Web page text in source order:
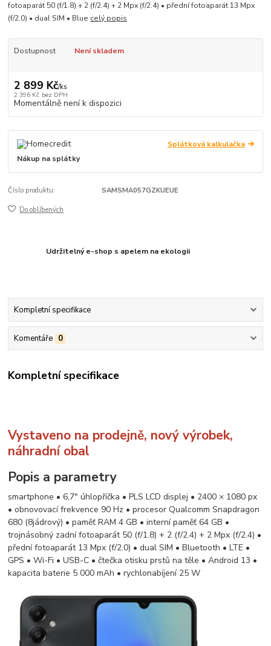
fotoaparát 50 (f/1.8) + 2 (f/2.4) + 2 Mpx (f/2.4) • přední fotoaparát 13 Mpx
(f/2.0) • dual SIM • Blue celý popis
Dostupnost Není skladem
2 899 Kč/ks
2 396 Kč bez DPH
Momentálně není k dispozici
Splátková kalkulačka
Nákup na splátky
Číslo produktu: SAMSMA057GZKUEUE
Do oblíbených
Udržitelný e-shop s apelem na ekologii
Kompletní specifikace
Komentáře 0
Kompletní specifikace
Vystaveno na prodejně, nový výrobek,
náhradní obal
Popis a parametry
smartphone • 6,7" úhlopříčka • PLS LCD displej • 2400 × 1080 px
• obnovovací frekvence 90 Hz • procesor Qualcomm Snapdragon
680 (8jádrový) • paměť RAM 4 GB • interní paměť 64 GB •
trojnásobný zadní fotoaparát 50 (f/1.8) + 2 (f/2.4) + 2 Mpx (f/2.4) •
přední fotoaparát 13 Mpx (f/2.0) • dual SIM • Bluetooth • LTE •
GPS • Wi-Fi • USB-C • čtečka otisku prstů na těle • Android 13 •
kapacita baterie 5 000 mAh • rychlonabíjení 25 W